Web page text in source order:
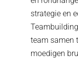
strategie en
team samen
moedigen